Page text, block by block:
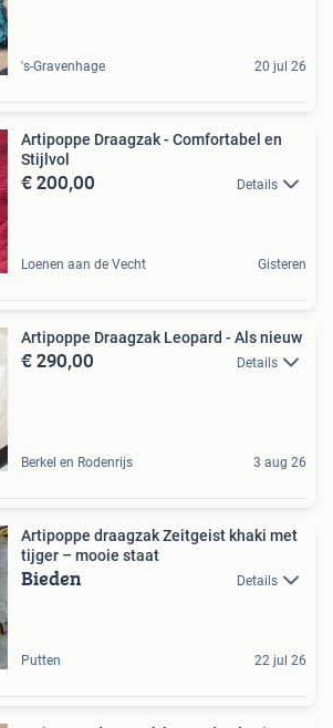
's-Gravenhage 20 jul 26
Artipoppe Draagzak - Comfortabel en
Stijlvol
€ 200,00 Details
Loenen aan de Vecht Gisteren
Artipoppe Draagzak Leopard - Als nieuw
€ 290,00 Details
Berkel en Rodenrijs 3 aug 26
Artipoppe draagzak Zeitgeist khaki met
tijger – mooie staat
Bieden Details
Putten 22 jul 26